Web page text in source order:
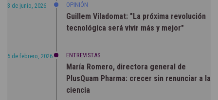
3 de junio, 2026 OPINIÓN
Guillem Viladomat: "La próxima revolución
tecnológica será vivir más y mejor"
5 de febrero, 2026 ENTREVISTAS
María Romero, directora general de
PlusQuam Pharma: crecer sin renunciar a la
ciencia